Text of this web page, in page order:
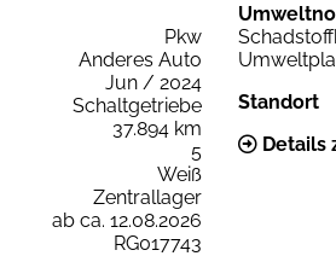
Pkw
Anderes Auto
Jun / 2024
Schaltgetriebe
37.894 km
5
Weiß
Zentrallager
ab ca. 12.08.2026
RG017743
Standort
Details